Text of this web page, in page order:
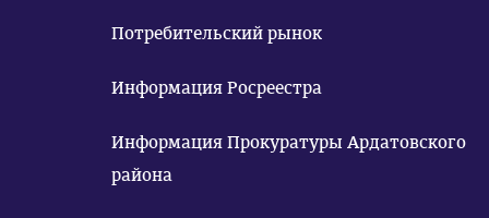
Потребительский рынок
Информация Росреестра
Информация Прокуратуры Ардатовского
района